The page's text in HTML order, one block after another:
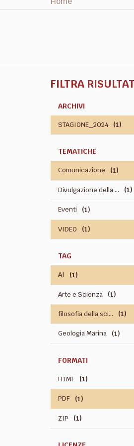
FILTRA
ARCHIVI
STAGIONE_2024 (1)
TEMATICHE
Comunicazione (1)
Divulgazione della ... (1)
Eventi (1)
VIDEO (1)
TAG
AI (1)
Arte e Scienza (1)
filosofia della sci... (1)
Geologia Marina (1)
FORMATI
HTML (1)
PDF (1)
ZIP (1)